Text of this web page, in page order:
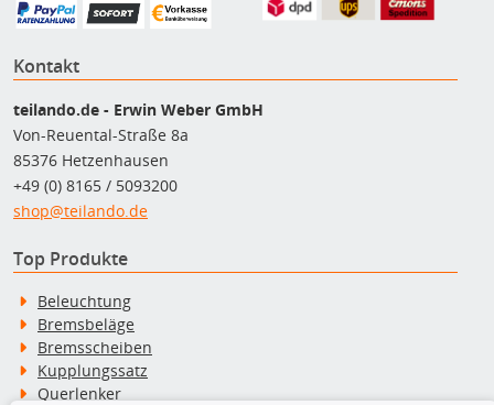
Kontakt
teilando.de - Erwin Weber GmbH
Von-Reuental-Straße 8a
85376 Hetzenhausen
+49 (0) 8165 / 5093200
shop@teilando.de
Top Produkte
Beleuchtung
Bremsbeläge
Bremsscheiben
Kupplungssatz
Querlenker